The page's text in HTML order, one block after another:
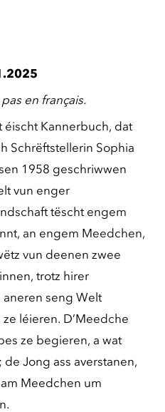
en français.
éischt Kannerbuch, dat
Schrëftstellerin Sophia
1958 geschriwwen
vun enger
tëscht engem
an engem Meedchen,
vun deenen zwee
trotz hirer
seng Welt
léieren. D’Meedche
ze begieren, a wat
Jong ass averstanen,
Meedchen um